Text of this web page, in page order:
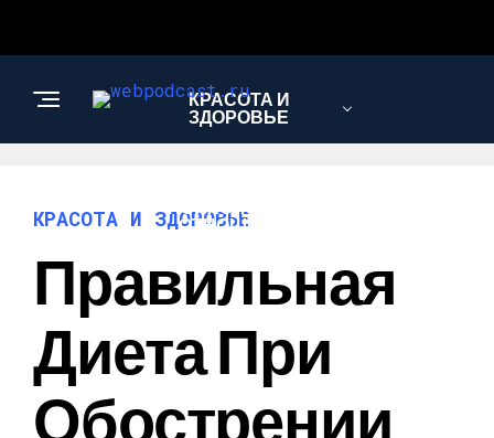
КРАСОТА И
ЗДОРОВЬЕ
ПСИХОЛОГИЯ И
ОТНОШЕНИЯ
КРАСОТА И ЗДОРОВЬЕ
Правильная
Диета При
Обострении